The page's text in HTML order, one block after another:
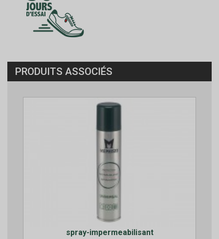
PRODUITS ASSOCIÉS
spray-impermeabilisant